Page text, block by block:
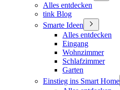
Alles entdecken
tink Blog
Smarte Ideen
Alles entdecken
Eingang
Wohnzimmer
Schlafzimmer
Garten
Einstieg ins Smart Home